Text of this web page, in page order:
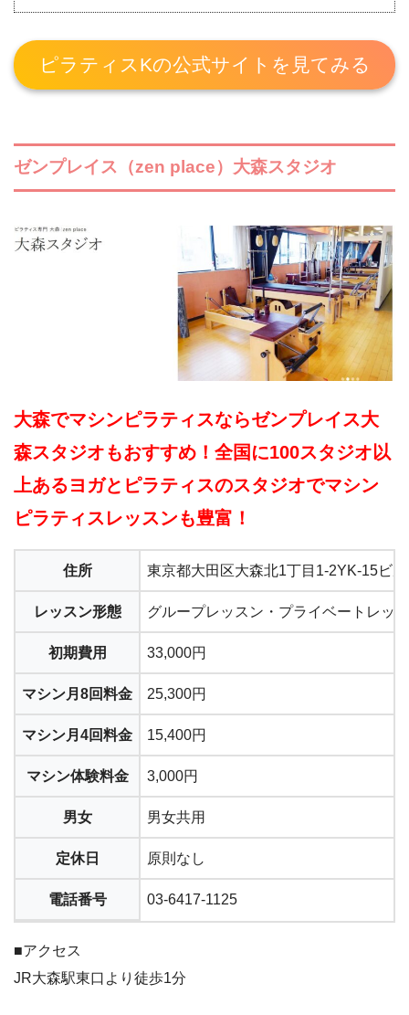
ピラティスKの公式サイトを見てみる
ゼンプレイス（zen place）大森スタジオ
大森でマシンピラティスならゼンプレイス大
森スタジオもおすすめ！全国に100スタジオ以
上あるヨガとピラティスのスタジオでマシン
ピラティスレッスンも豊富！
住所 東京都大田区大森北1丁目1-2YK-15ビ
レッスン形態 グループレッスン・プライベートレッ
初期費用 33,000円
マシン月8回料金 25,300円
マシン月4回料金 15,400円
マシン体験料金 3,000円
男女 男女共用
定休日 原則なし
電話番号 03-6417-1125
■アクセス
JR大森駅東口より徒歩1分